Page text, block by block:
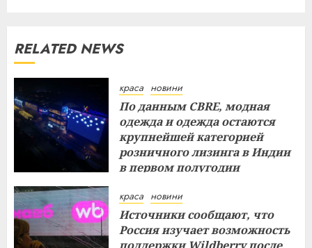
RELATED NEWS
краса новини
По данным CBRE, модная
одежда и одежда остаются
крупнейшей категорией
розничного лизинга в Индии
в первом полугодии
краса новини
Источники сообщают, что
Россия изучает возможность